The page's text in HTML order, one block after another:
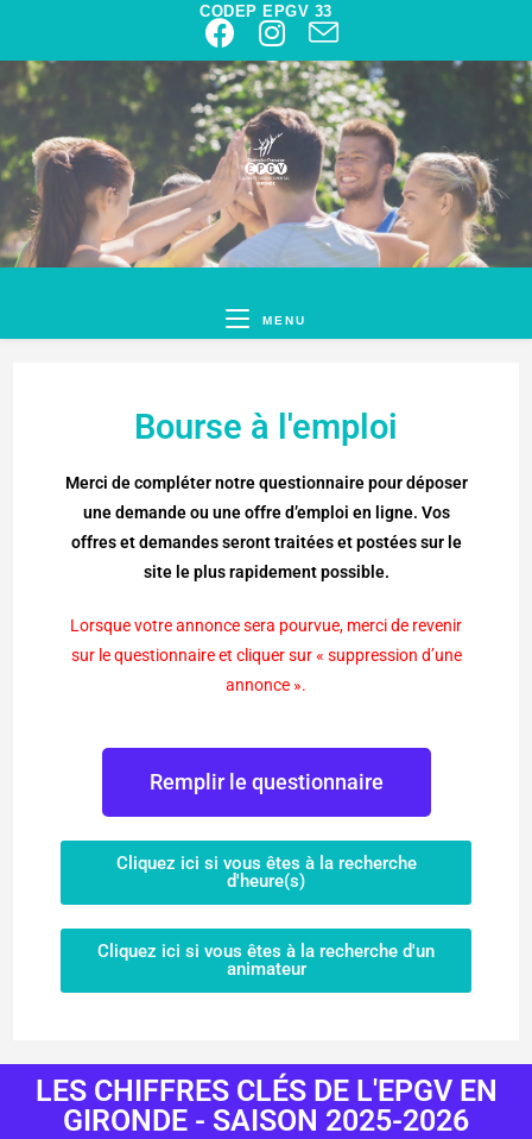
CODEP EPGV 33
MENU
Bourse à l'emploi
Merci de compléter notre questionnaire pour déposer
une demande ou une offre d’emploi en ligne. Vos
offres et demandes seronttraitées et postées sur le
site le plus rapidement possible.
Lorsque votre annonce sera pourvue, merci de revenir
sur le questionnaire et cliquer sur « suppression d’une
annonce ».
Remplir le questionnaire
Cliquez ici si vous êtes à la recherche
d'heure(s)
Cliquez ici si vous êtes à la recherche d'un
animateur
LES CHIFFRES CLÉS DE L'EPGV EN
GIRONDE - SAISON 2025-2026